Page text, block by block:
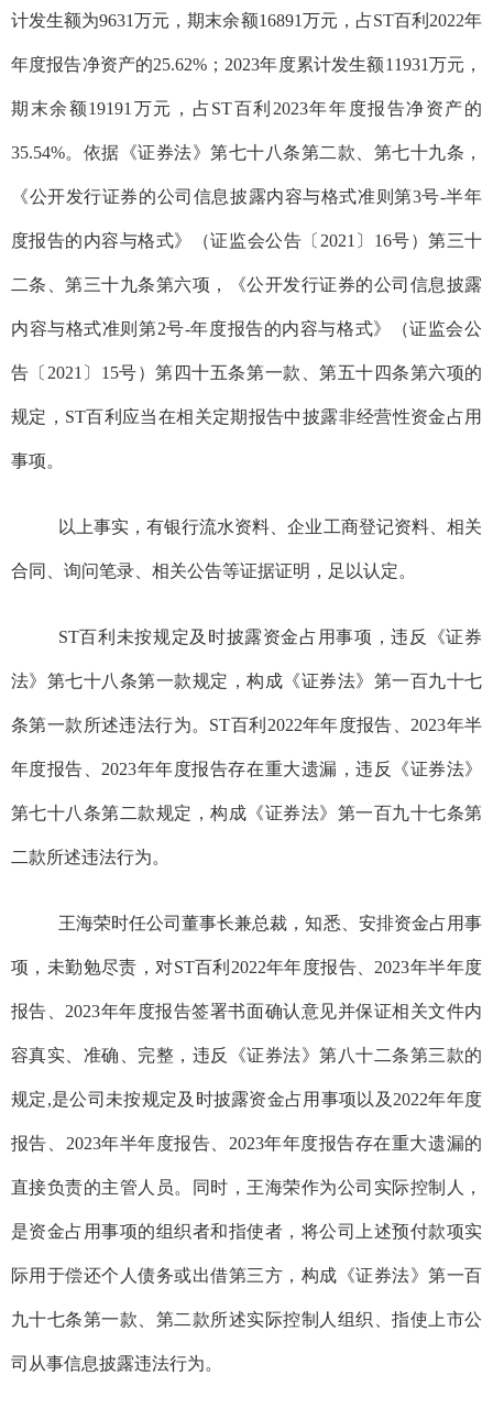
计发生额为9631万元，期末余额16891万元，占ST百利2022年
年度报告净资产的25.62%；2023年度累计发生额11931万元，
期末余额19191万元，占ST百利2023年年度报告净资产的
35.54%。依据 《证券法》第七十八条第二款、第七十九条，
《公开发行证券的公司信息披露内容与格式准则第3号-半年
度报告的内容与格式》（证监会公告〔2021〕16号）第三十
二条、第三十九条第六项，《公开发行证券的公司信息披露
内容与格式准则第2号-年度报告的内容与格式》（证监会公
告〔2021〕15号）第四十五条第一款、第五十四条第六项的
规定，ST百利应当在相关定期报告中披露非经营性资金占用
事项。
以上事实，有银行流水资料、企业工商登记资料、相关
合同、询问笔录、相关公告等证据证明，足以认定。
ST百利未按规定及时披露资金占用事项，违反《证券
法》第七十八条第一款规定，构成《证券法》第一百九十七
条第一款所述违法行为。ST百利 2022年年度报告、2023年半
年度报告、2023年年度报告存在重大遗漏，违反 《证券法》
第七十八条第二款规定，构成《证券法》第一百九十七条第
二款所述违法行为。
王海荣时任公司董事长兼总裁，知悉、安排资金占用事
项，未勤勉尽责，对ST百利2022年年度报告、2023年半年度
报告、2023年年度报告签署书面确认意见并保证相关文件内
容真实、准确、完整，违反《证券法》第八十二条第三款的
规定,是公司 未按规定及时披露资金占用事项以及2022年年度
报告、2023年半年度报告、2023年年度报告存在重大遗漏的
直接负责的主管人员。同时，王海荣作为公司实际控制人，
是资金占用事项的组织者和指使者，将公司上述预付款项实
际用于偿还个人债务或出借第三方，构成《证券法》第一百
九十七条第一款、第二款所述实际控制人组织、指使上市公
司从事信息披露违法行为。